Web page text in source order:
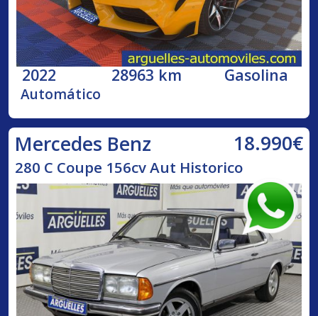
2022 28963 km Gasolina
Automático
Mercedes Benz 18.990€
280 C Coupe 156cv Aut Historico